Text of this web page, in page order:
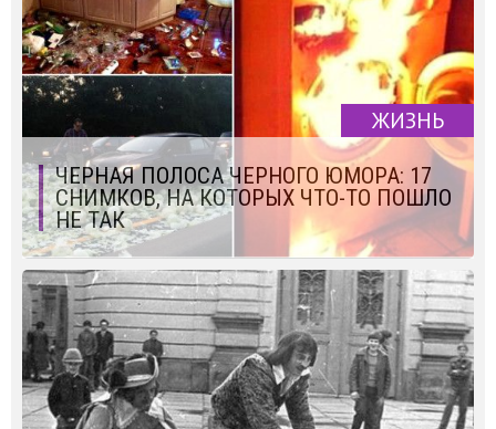
ЖИЗНЬ
ЧЕРНАЯ ПОЛОСА ЧЕРНОГО ЮМОРА: 17
СНИМКОВ, НА КОТОРЫХ ЧТО-ТО ПОШЛО
НЕ ТАК